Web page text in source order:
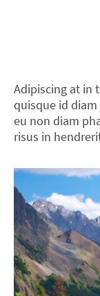
Adipiscing at in
quisque id
eu non diam
risus in